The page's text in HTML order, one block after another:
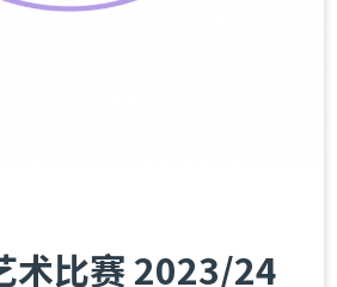
术比赛 2023/24